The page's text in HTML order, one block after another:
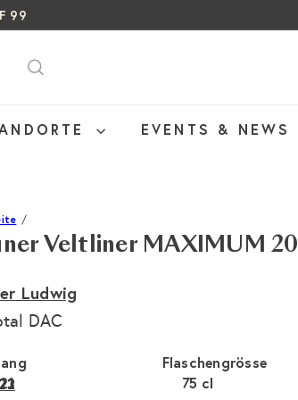
99
Weine
Flaschen
EVENTS & NEWS
Veltliner MAXIMUM
Ludwig
DAC
Flaschengrösse
75 cl